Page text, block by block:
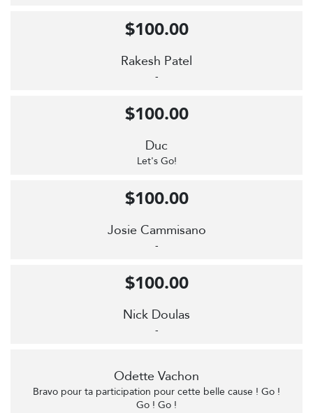
Rakesh Patel
-
$100.00
Duc
Let's Go!
$100.00
Josie Cammisano
-
$100.00
Nick Doulas
-
$100.00
Odette Vachon
Bravo pour ta participation pour cette belle cause ! Go !
Go ! Go !